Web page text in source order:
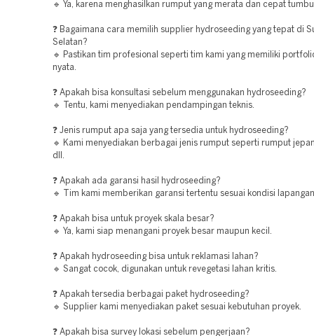
🔹 Ya, karena menghasilkan rumput yang merata dan cepat
❓ Bagaimana cara memilih supplier hydroseeding yang tepat di
Selatan?
🔹 Pastikan tim profesional seperti tim kami yang memiliki
nyata.
❓ Apakah bisa konsultasi sebelum menggunakan hydroseeding?
🔹 Tentu, kami menyediakan pendampingan teknis.
❓ Jenis rumput apa saja yang tersedia untuk hydroseeding?
🔹 Kami menyediakan berbagai jenis rumput seperti rumput
dll.
❓ Apakah ada garansi hasil hydroseeding?
🔹 Tim kami memberikan garansi tertentu sesuai kondisi
❓ Apakah bisa untuk proyek skala besar?
🔹 Ya, kami siap menangani proyek besar maupun kecil.
❓ Apakah hydroseeding bisa untuk reklamasi lahan?
🔹 Sangat cocok, digunakan untuk revegetasi lahan kritis.
❓ Apakah tersedia berbagai paket hydroseeding?
🔹 Supplier kami menyediakan paket sesuai kebutuhan proyek.
❓ Apakah bisa survey lokasi sebelum pengerjaan?